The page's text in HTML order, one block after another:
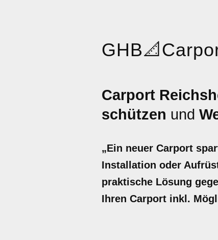
GHB📐
Carport
schützen und
„Ein neuer Carport
Installation oder
praktische Lösung
Ihren Carport inkl.